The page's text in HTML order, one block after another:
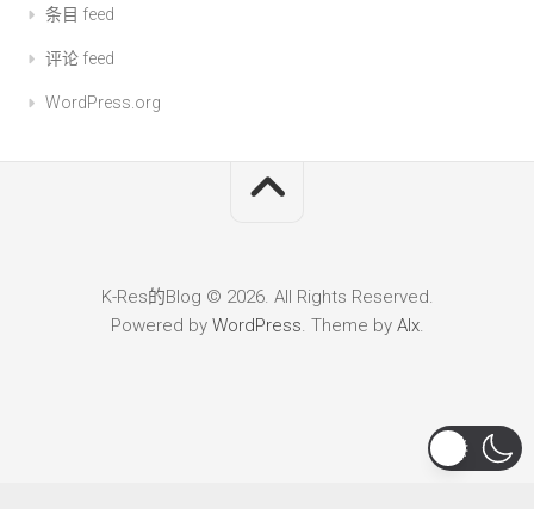
条目 feed
评论 feed
WordPress.org
K-Res的Blog © 2026. All Rights Reserved.
Powered by WordPress. Theme by Alx.